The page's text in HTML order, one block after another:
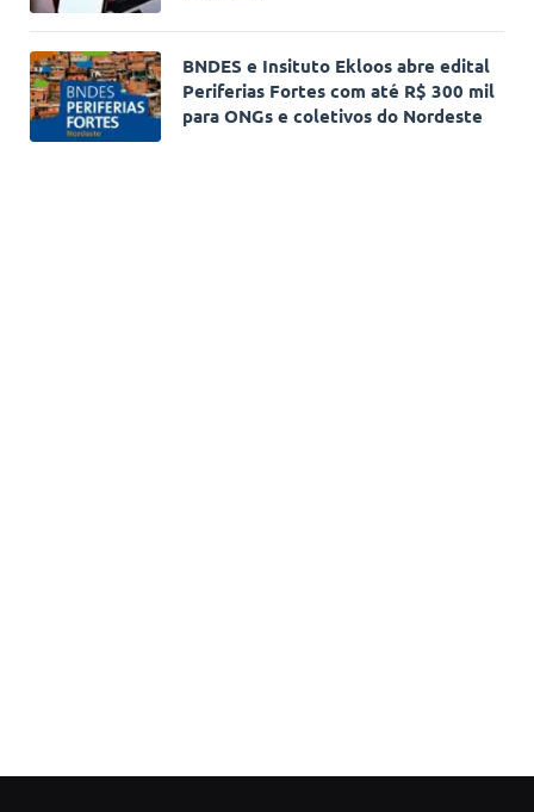
BNDES e Insituto Ekloos abre edital
Periferias Fortes com até R$ 300 mil
para ONGs e coletivos do Nordeste